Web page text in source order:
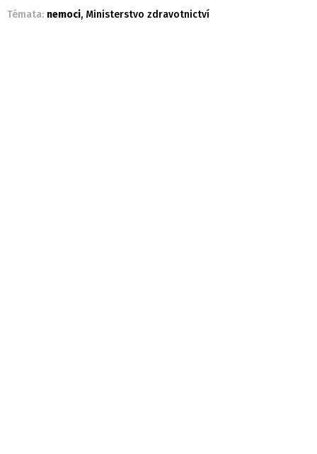
Témata: nemoci, Ministerstvo zdravotnictví